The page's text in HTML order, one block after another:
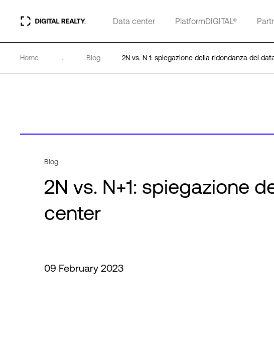
Data center PlatformDIGITAL®
Home ... Blog 2N vs. N 1: spiegazione della ridondanza del
Blog
2N vs. N+1: spiegazione
center
09 February 2023